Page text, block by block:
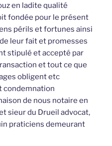
en ladite qualité
fondée pour le présent
périls et fortunes ainsi
leur fait et promesses
stipulé et accepté par
et tout ce que
obligent etc
condemnation
de nous notaire en
sieur du Drueil advocat,
praticiens demeurant